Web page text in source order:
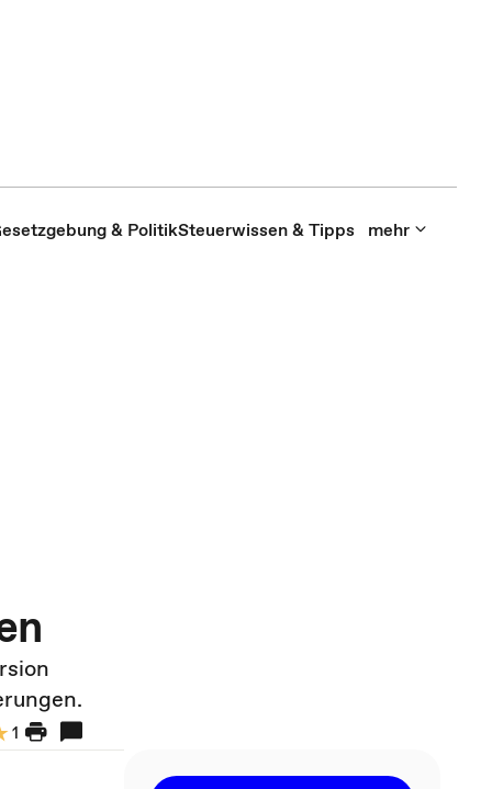
& PolitikSteuerwissen & Tipps mehr
1